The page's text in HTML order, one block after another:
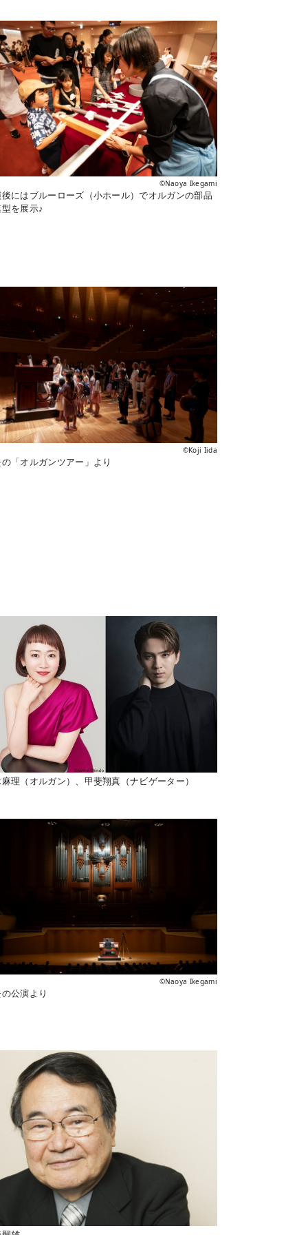
©Naoya Ikegami
にはブルーローズ（小ホール）でオルガンの部品
を展示♪
©Koji Iida
「オルガンツアー」より
理（オルガン）、甲斐翔真（ナビゲーター）
©Naoya Ikegami
公演より